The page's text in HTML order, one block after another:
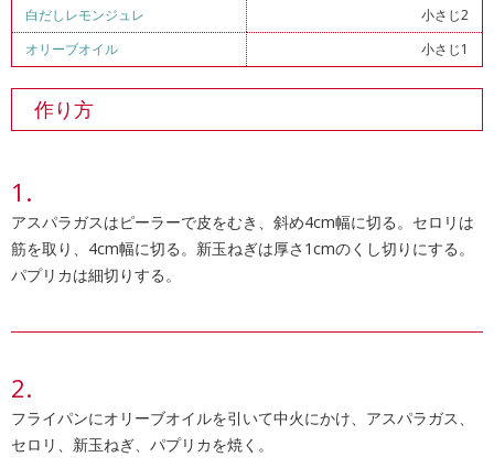
白だしレモンジュレ
小さじ2
オリーブオイル
小さじ1
作り方
アスパラガスはピーラーで皮をむき、斜め4cm幅に切る。セロリは
筋を取り、4cm幅に切る。新玉ねぎは厚さ1cmのくし切りにする。
パプリカは細切りする。
フライパンにオリーブオイルを引いて中火にかけ、アスパラガス、
セロリ、新玉ねぎ、パプリカを焼く。